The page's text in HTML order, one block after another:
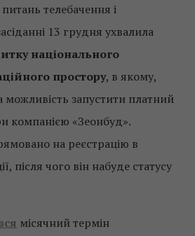
телебачення і
13 грудня ухвалила
національного
простору, в якому,
запустити платний
компанією «Зеонбуд».
на реєстрацію в
після чого він набуде статусу
місячний термін